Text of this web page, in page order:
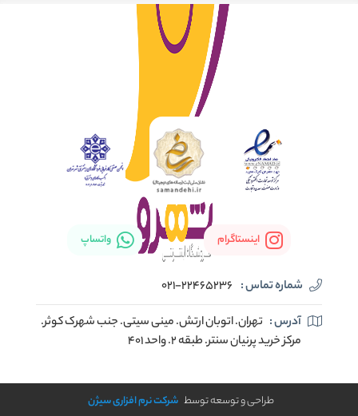
اینستاگرام واتساپ
شماره تماس : 021-22465236
آدرس : تهران. اتوبان ارتش. مینی سیتی. جنب شهرک کوثر.
مرکز خرید پرنیان سنتر. طبقه ۲. واحد ۴۰۱
طراحی و توسعه توسط شرکت نرم افزاری سیژن